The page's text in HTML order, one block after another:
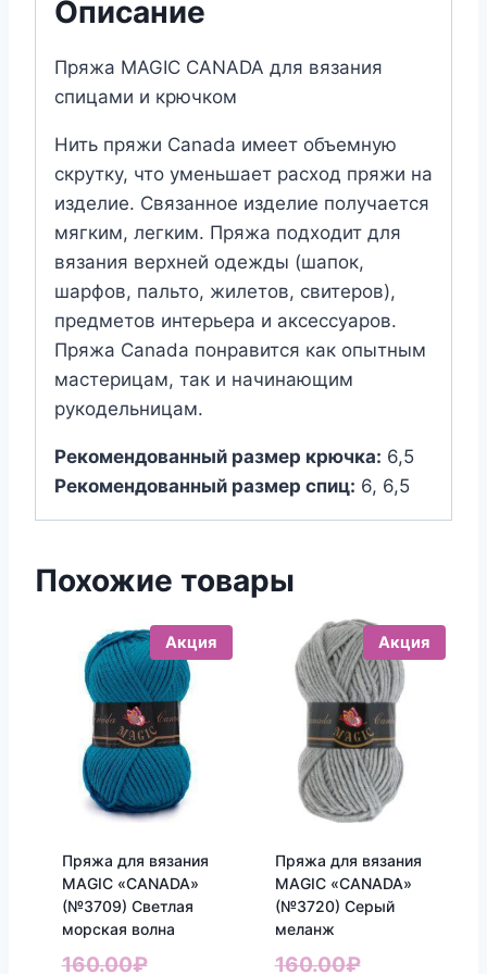
Описание
Пряжа MAGIC CANADA для вязания
спицами и крючком
Нить пряжи Canada имеет объемную
скрутку, что уменьшает расход пряжи на
изделие. Связанное изделие получается
мягким, легким. Пряжа подходит для
вязания верхней одежды (шапок,
шарфов, пальто, жилетов, свитеров),
предметов интерьера и аксессуаров.
Пряжа Canada понравится как опытным
мастерицам, так и начинающим
рукодельницам.
Рекомендованный размер крючка: 6,5
Рекомендованный размер спиц: 6, 6,5
Похожие товары
Акция
Пряжа для вязания
MAGIC «CANADA»
(№3709) Светлая
морская волна
160.00₽Первоначальная
Акция
Пряжа для вязания
MAGIC «CANADA»
(№3720) Серый
меланж
160.00₽